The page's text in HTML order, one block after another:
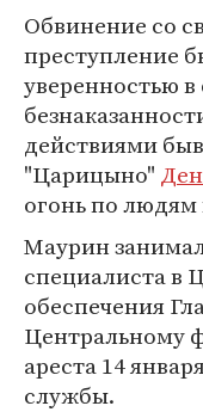
Обвинение со
преступление
уверенностью
действиями
"Царицыно"
огонь по людям
Маурин
специалиста в
обеспечения
Центральному
ареста 14
службы.